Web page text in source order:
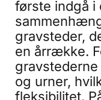
første indgå i
gravsteder,
en årrække.
og urner,
fleksibilitet.